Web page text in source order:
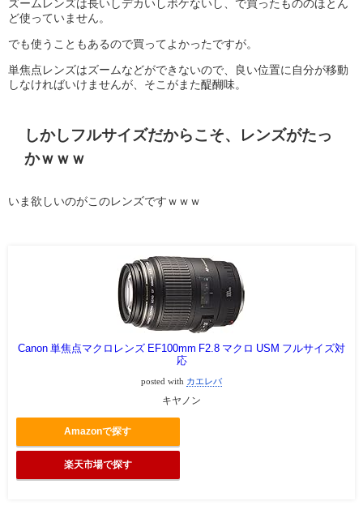
ズームレンズは長いしデカいしボケないし、で買ったもののほとん
ど使っていません。
でも使うこともあるので買ってよかったですが。
単焦点レンズはズームなどができないので、良い位置に自分が移動
しなければいけませんが、そこがまた醍醐味。
しかしフルサイズだからこそ、レンズがたっ
かｗｗｗ
いま欲しいのがこのレンズですｗｗｗ
Canon 単焦点マクロレンズ EF100mm F2.8 マクロ USM フルサイズ対
応
posted with カエレバ
キヤノン
Amazonで探す
楽天市場で探す